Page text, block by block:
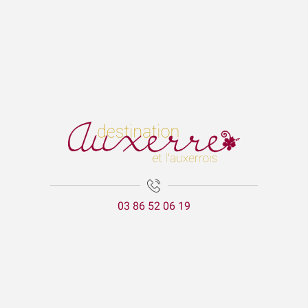
03 86 52 06 19